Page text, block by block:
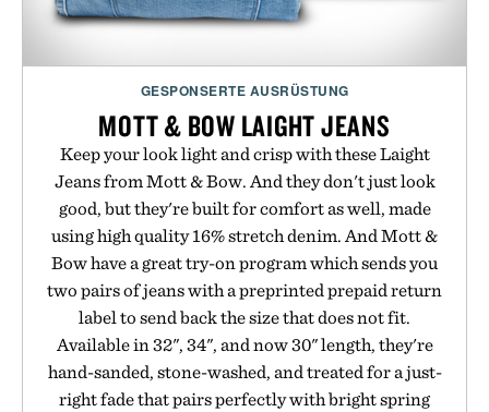
GESPONSERTE AUSRÜSTUNG
MOTT & BOW LAIGHT JEANS
Keep your look light and crisp with these Laight
Jeans from Mott & Bow. And they don't just look
good, but they're built for comfort as well, made
using high quality 16% stretch denim. And Mott &
Bow have a great try-on program which sends you
two pairs of jeans with a preprinted prepaid return
label to send back the size that does not fit.
Available in 32", 34", and now 30" length, they're
hand-sanded, stone-washed, and treated for a just-
right fade that pairs perfectly with bright spring